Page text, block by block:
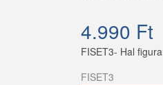
4.990 Ft
FISET3- Hal figura
FISET3